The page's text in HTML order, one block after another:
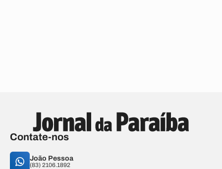
Contate-nos
João Pessoa
(83) 2106.1892